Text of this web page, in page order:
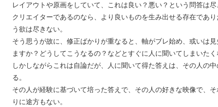
レイアウトや原画をしていて、これは良い？悪い？という問答は
クリエイターであるのなら、より良いものを生み出せる存在であ
う欲は尽きない。
そう思うが故に、修正ばかりが重なると、軸がブレ始め、或いは
ますか？どうしてこうなるの？などとすぐに人に聞いてしまいた
しかしながらこれは自論だが、人に聞いて得た答えは、その人の
る。
その人が経験に基づいて培った答えで、その人の好きな映像で、
りに途方もない。